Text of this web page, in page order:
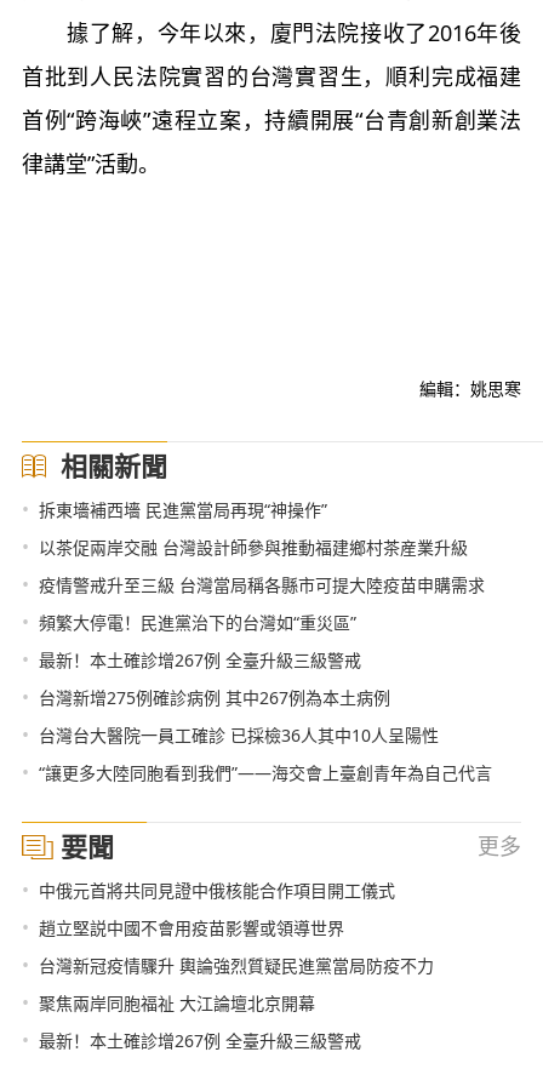
據了解，今年以來，廈門法院接收了2016年後
首批到人民法院實習的台灣實習生，順利完成福建
首例“跨海峽”遠程立案，持續開展“台青創新創業法
律講堂”活動。
編輯：姚思寒
相關新聞
• 拆東墻補西墻 民進黨當局再現“神操作”
• 以茶促兩岸交融 台灣設計師參與推動福建鄉村茶産業升級
• 疫情警戒升至三級 台灣當局稱各縣市可提大陸疫苗申購需求
• 頻繁大停電！民進黨治下的台灣如“重災區”
• 最新！本土確診增267例 全臺升級三級警戒
• 台灣新增275例確診病例 其中267例為本土病例
• 台灣台大醫院一員工確診 已採檢36人其中10人呈陽性
• “讓更多大陸同胞看到我們”——海交會上臺創青年為自己代言
要聞 更多
• 中俄元首將共同見證中俄核能合作項目開工儀式
• 趙立堅説中國不會用疫苗影響或領導世界
• 台灣新冠疫情驟升 輿論強烈質疑民進黨當局防疫不力
• 聚焦兩岸同胞福祉 大江論壇北京開幕
• 最新！本土確診增267例 全臺升級三級警戒